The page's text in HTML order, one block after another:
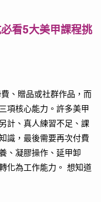
看5大美甲課程挑
、贈品或社群作品，而
項核心能力。許多美甲
計、真人練習不足、課
識，最後需要再次付費
、凝膠操作、延甲卸
化為工作能力。 想知道